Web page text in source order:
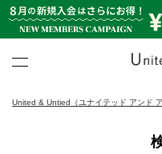
United & Untied（ユナイテッド アンド